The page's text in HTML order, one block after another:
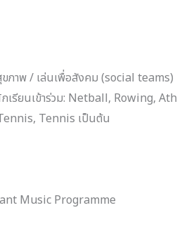
ขภาพ / เล่นเพื่อสังคม (social
กเรียนเข้าร่วม: Netball, Rowing,
Tennis เป็นต้น
Music Programme